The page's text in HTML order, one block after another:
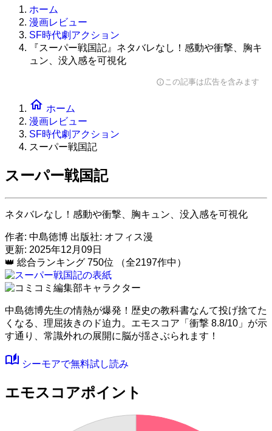
ホーム
漫画レビュー
SF時代劇アクション
『スーパー戦国記』ネタバレなし！感動や衝撃、胸キ
ュン、没入感を可視化
infoこの記事は広告を含みます
home ホーム
漫画レビュー
SF時代劇アクション
スーパー戦国記
スーパー戦国記
ネタバレなし！感動や衝撃、胸キュン、没入感を可視化
作者: 中島徳博 出版社: オフィス漫
更新: 2025年12月09日
👑 総合ランキング 750位 （全2197作中）
中島徳博先生の情熱が爆発！歴史の教科書なんて投げ捨てた
くなる、理屈抜きのド迫力。 エモスコア「衝撃 8.8/10」 が示
す通り、常識外れの展開に脳が揺さぶられます！
auto_stories シーモアで無料試し読み
エモスコアポイント